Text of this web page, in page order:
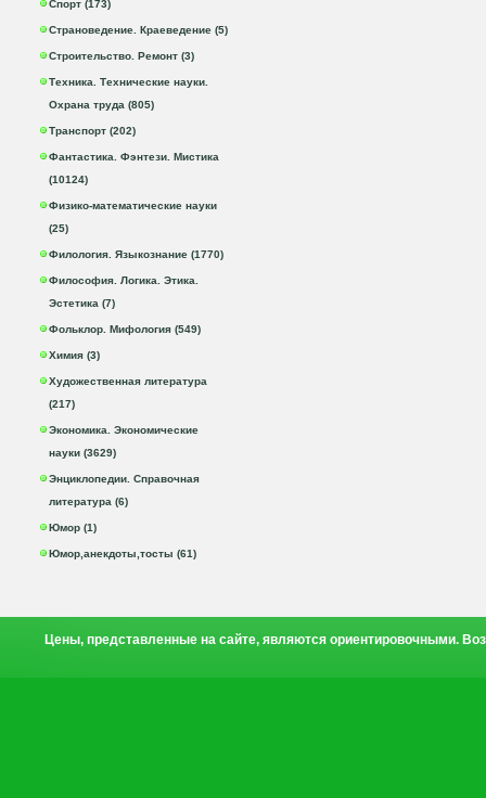
Спорт (173)
Страноведение. Краеведение (5)
Строительство. Ремонт (3)
Техника. Технические науки.
Охрана труда (805)
Транспорт (202)
Фантастика. Фэнтези. Мистика
(10124)
Физико-математические науки
(25)
Филология. Языкознание (1770)
Философия. Логика. Этика.
Эстетика (7)
Фольклор. Мифология (549)
Химия (3)
Художественная литература
(217)
Экономика. Экономические
науки (3629)
Энциклопедии. Справочная
литература (6)
Юмор (1)
Юмор,анекдоты,тосты (61)
Цены, представленные на сайте, являются ориентировочными.